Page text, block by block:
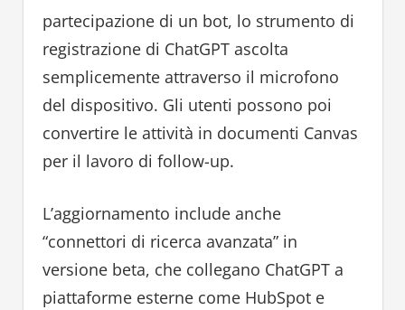
partecipazione di un bot, lo strumento di
registrazione di ChatGPT ascolta
semplicemente attraverso il microfono
del dispositivo. Gli utenti possono poi
convertire le attività in documenti Canvas
per il lavoro di follow-up.
L’aggiornamento include anche
“connettori di ricerca avanzata” in
versione beta, che collegano ChatGPT a
piattaforme esterne come HubSpot e